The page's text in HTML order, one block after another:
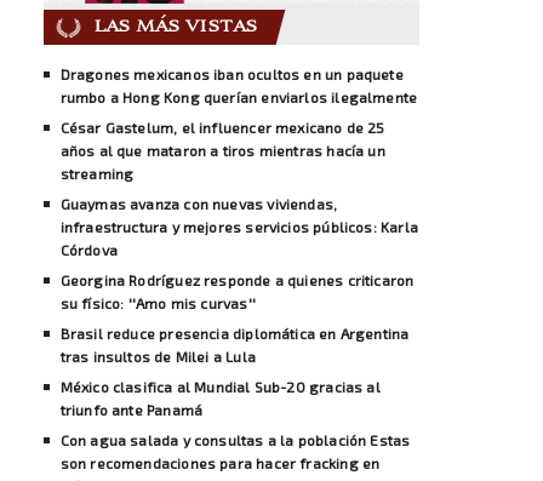
LAS MÁS VISTAS
Dragones mexicanos iban ocultos en un paquete
rumbo a Hong Kong querían enviarlos ilegalmente
César Gastelum, el influencer mexicano de 25
años al que mataron a tiros mientras hacía un
streaming
Guaymas avanza con nuevas viviendas,
infraestructura y mejores servicios públicos: Karla
Córdova
Georgina Rodríguez responde a quienes criticaron
su físico: ''Amo mis curvas''
Brasil reduce presencia diplomática en Argentina
tras insultos de Milei a Lula
México clasifica al Mundial Sub-20 gracias al
triunfo ante Panamá
Con agua salada y consultas a la población Estas
son recomendaciones para hacer fracking en